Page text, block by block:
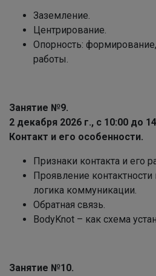
Заземление.
Центрирование.
Опорность:
работы.
Занятие №9.
2 декабря 2026 г., с 10:00 до
Контакт и его особенности.
Признаки контакта и его
Проявление
логика коммуникации.
Обратная связь.
BodyKnot – как схема
Занятие №10.